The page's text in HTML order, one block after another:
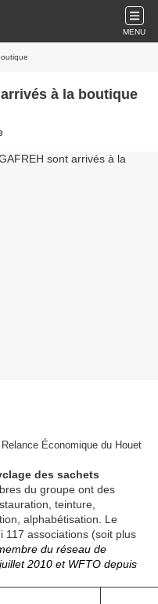
MENU
à la boutique
Économique du Houet
des sachets
du groupe ont des
teinture,
alphabétisation. Le
117 associations (soit plus
du réseau de
2010 et WFTO depuis